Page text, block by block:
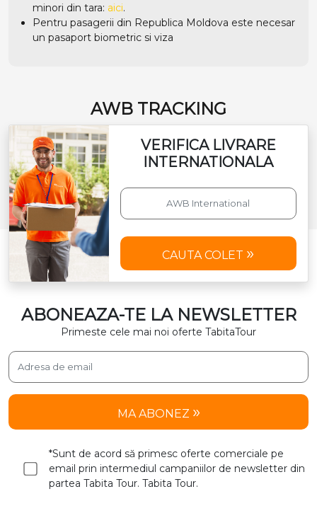
minori din tara: aici.
Pentru pasagerii din Republica Moldova este necesar
un pasaport biometric si viza
AWB TRACKING
VERIFICA LIVRARE
INTERNATIONALA
CAUTA COLET
ABONEAZA-TE LA NEWSLETTER
Primeste cele mai noi oferte TabitaTour
MA ABONEZ
*Sunt de acord să primesc oferte comerciale pe
email prin intermediul campaniilor de newsletter din
partea Tabita Tour. Tabita Tour.